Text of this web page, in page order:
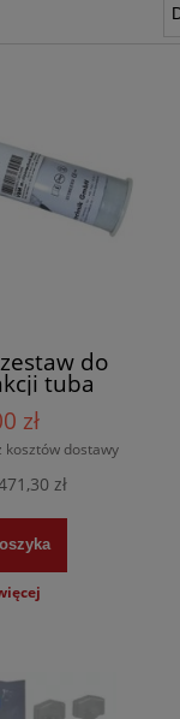
do
tuba
zł
kosztów dostawy
zł